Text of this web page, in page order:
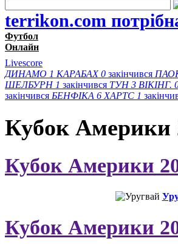
terrikon.com
Футбол
Онлайн
Livescore
ДИНАМО 1 КАРАБАХ 0 закінчився
ШЕЛБУРН 1 закінчився ТУН 3 ВІКІНГ.
закінчився БЕНФІКА 6 ХАРТС 1
Кубок Америки
Кубок Америки
Кубок Америки